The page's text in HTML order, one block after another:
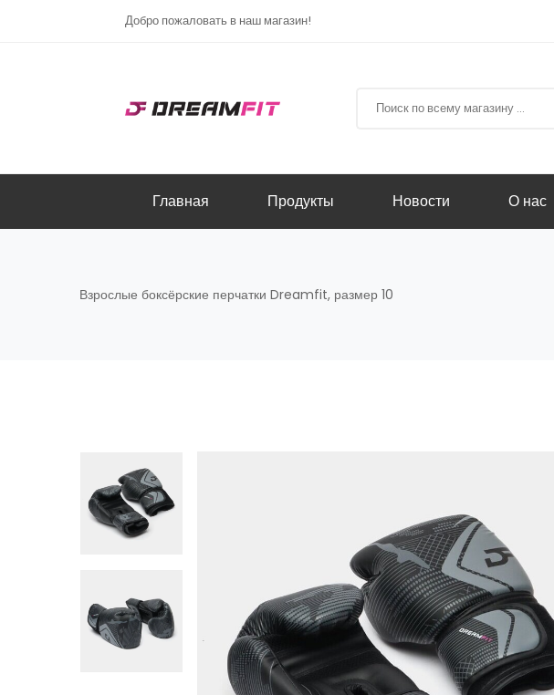
Добро пожаловать в наш магазин!
Главная Продукты Новости О нас
Взрослые боксёрские перчатки Dreamfit, размер 10